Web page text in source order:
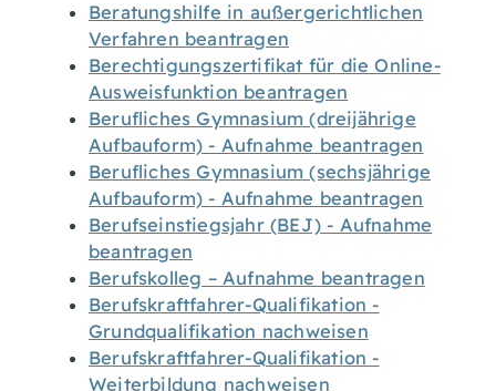
Beratungshilfe in außergerichtlichen
Verfahren beantragen
Berechtigungszertifikat für die Online-
Ausweisfunktion beantragen
Berufliches Gymnasium (dreijährige
Aufbauform) - Aufnahme beantragen
Berufliches Gymnasium (sechsjährige
Aufbauform) - Aufnahme beantragen
Berufseinstiegsjahr (BEJ) - Aufnahme
beantragen
Berufskolleg – Aufnahme beantragen
Berufskraftfahrer-Qualifikation -
Grundqualifikation nachweisen
Berufskraftfahrer-Qualifikation -
Weiterbildung nachweisen